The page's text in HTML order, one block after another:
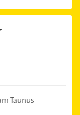
Taunus